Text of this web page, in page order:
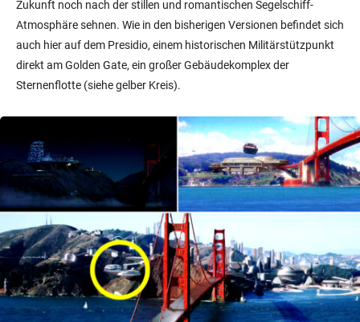
Zukunft noch nach der stillen und romantischen Segelschiff-
Atmosphäre sehnen. Wie in den bisherigen Versionen befindet sich
auch hier auf dem Presidio, einem historischen Militärstützpunkt
direkt am Golden Gate, ein großer Gebäudekomplex der
Sternenflotte (siehe gelber Kreis).